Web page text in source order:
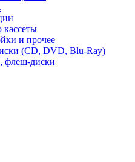
кассеты
и прочее
(CD, DVD, Blu-Ray)
флеш-диски